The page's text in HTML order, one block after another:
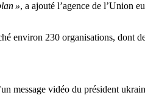
», a ajouté l’agence de l’Union
environ 230 organisations, dont
message vidéo du président